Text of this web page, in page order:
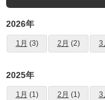
2026年
1月 (3) 2月 (2) 3
2025年
1月 (1) 2月 (1) 3